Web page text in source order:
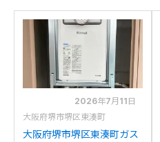
2026年7月11日
大阪府堺市堺区東湊町
大阪府堺市堺区東湊町ガス